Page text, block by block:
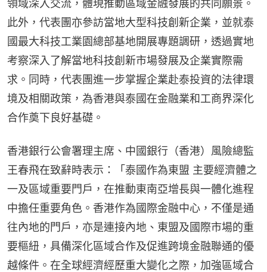
領域深入交流，體現推動區域金融發展的共同願景。
此外，代表團亦參訪當地大型科技創新企業，並就泰
國最大科技工業園總部基地開展專題調研，透過實地
考察深入了解當地科技創新市場發展及企業實際需
求。同時，代表團進一步掌握企業赴泰投資的法律環
境及相關政策，為香港與泰國在金融業和工商界深化
合作奠下良好基礎。
香港銀行公會署理主席、中國銀行（香港）風險總監
王春飛在致辭時表示：「泰國作為東盟 主要經濟體之
一及區域重要門戶，在推動東南亞增長與一體化進程
中擔任重要角色。香港作為國際金融中心，不僅是通
往內地的門戶，亦是連接內地、東盟及國際市場的重
要樞紐，具備深化區域合作及促進跨境金融聯通的優
越條件。在全球經濟經歷重大變化之際，加強區域合